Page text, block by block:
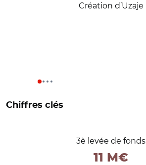
Création d’Uzaje
Chiffres clés
3è levée de fonds
11 M€